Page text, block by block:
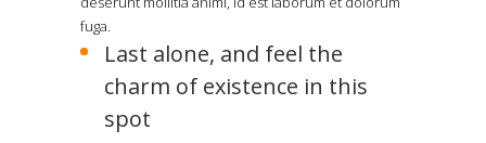
fuga.
Last alone, and feel the
charm of existence in this
spot